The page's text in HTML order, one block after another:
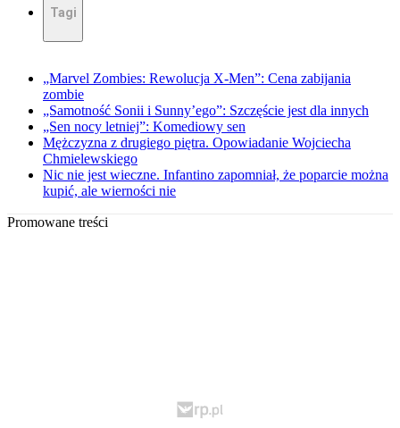
Tagi
„Marvel Zombies: Rewolucja X-Men”: Cena zabijania
zombie
„Samotność Sonii i Sunny’ego”: Szczęście jest dla innych
„Sen nocy letniej”: Komediowy sen
Mężczyzna z drugiego piętra. Opowiadanie Wojciecha
Chmielewskiego
Nic nie jest wieczne. Infantino zapomniał, że poparcie można
kupić, ale wierności nie
Promowane treści